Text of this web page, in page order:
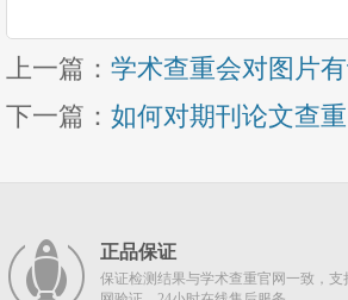
上一篇： 学术查重会对图片
下一篇： 如何对期刊论文查
正品保证
保证检测结果与学术查重官网一致，支